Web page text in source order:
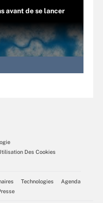
avant de se lancer
Des Cookies
Technologies
Agenda